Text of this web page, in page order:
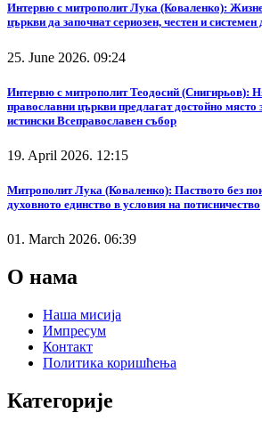
Интервю с митрополит Лука (Коваленко):
църкви да започнат сериозен, честен и системен
25. June 2026. 09:24
Интервю с митрополит Теодосий (Снигирьов):
православни църкви предлагат достойно място
истински Всеправославен събор
19. April 2026. 12:15
Митрополит Лука (Коваленко): Паството без
духовното единство в условия на потисничество
01. March 2026. 06:39
О нама
Наша мисија
Импресум
Контакт
Политика коришћења
Категорије